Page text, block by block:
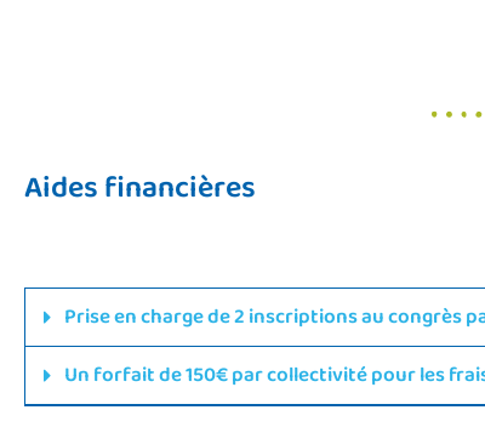
Aides financières
Prise en charge de 2 inscriptions au congrès
Un forfait de 150€ par collectivité pour les